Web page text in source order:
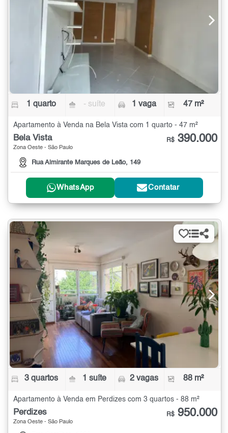
1 quarto - suíte 1 vaga 47 m²
Apartamento à Venda na Bela Vista com 1 quarto - 47 m²
Bela Vista
Zona Oeste - São Paulo
Rua Almirante Marques de Leão, 149
R$ 390.000
WhatsApp Contatar
3 quartos 1 suíte 2 vagas 88 m²
Apartamento à Venda em Perdizes com 3 quartos - 88 m²
Perdizes
Zona Oeste - São Paulo
R$ 950.000